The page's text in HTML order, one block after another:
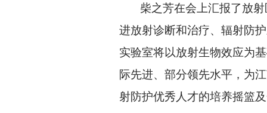
柴之芳在会上汇报了放射
进放射诊断和治疗、辐射防
实验室将以放射生物效应为
际先进、部分领先水平，为
射防护优秀人才的培养摇篮